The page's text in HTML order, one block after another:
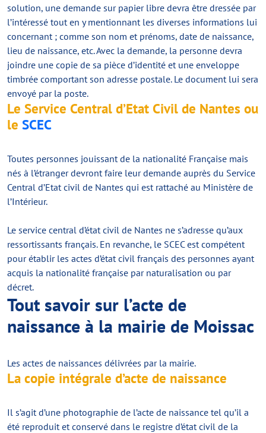
solution, une demande sur papier libre devra être dressée par
l’intéressé tout en y mentionnant les diverses informations lui
concernant ; comme son nom et prénoms, date de naissance,
lieu de naissance, etc. Avec la demande, la personne devra
joindre une copie de sa pièce d’identité et une enveloppe
timbrée comportant son adresse postale. Le document lui sera
envoyé par la poste.
Le Service Central d’Etat Civil de Nantes ou
le SCEC
Toutes personnes jouissant de la nationalité Française mais
nés à l’étranger devront faire leur demande auprès du Service
Central d’Etat civil de Nantes qui est rattaché au Ministère de
l’Intérieur.
Le service central d’état civil de Nantes ne s’adresse qu’aux
ressortissants français. En revanche, le SCEC est compétent
pour établir les actes d’état civil français des personnes ayant
acquis la nationalité française par naturalisation ou par
décret.
Tout savoir sur l’acte de
naissance à la mairie de Moissac
Les actes de naissances délivrées par la mairie.
La copie intégrale d’acte de naissance
Il s’agit d’une photographie de l’acte de naissance tel qu’il a
été reproduit et conservé dans le registre d’état civil de la